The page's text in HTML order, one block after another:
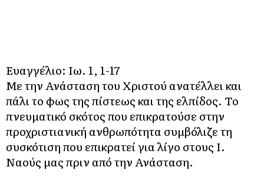
Ευαγγέλιο: Ιω. 1, 1-17
Με την Ανάσταση του Χριστού ανατέλλει και
πάλι το φως της πίστεως και της ελπίδος. Το
πνευματικό σκότος που επικρατούσε στην
προχριστιανική ανθρωπότητα συμβόλιζε τη
συσκότιση που επικρατεί για λίγο στους Ι.
Ναούς μας πριν από την Ανάσταση.